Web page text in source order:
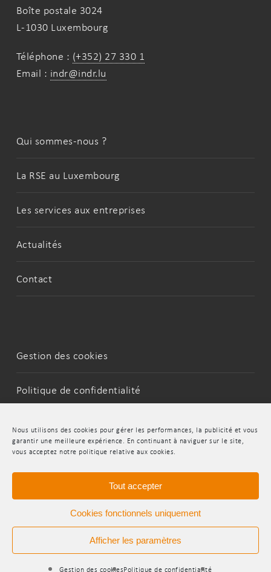
Nous utilisons des cookies pour gérer les performances, la publicité et vous
garantir une meilleure expérience. En continuant à naviguer sur le site,
vous acceptez notre politique relative aux cookies.
Tout accepter
Cookies fonctionnels uniquement
Afficher les paramètres
Gestion des cookiesPolitique de confidentialité
Boîte postale 3024
L-1030 Luxembourg
Téléphone : (+352) 27 330 1
Email : indr@indr.lu
Qui sommes-nous ?
La RSE au Luxembourg
Les services aux entreprises
Actualités
Contact
Gestion des cookies
Politique de confidentialité
Mentions Légales
LinkedInYoutube
© 2026 INDR.